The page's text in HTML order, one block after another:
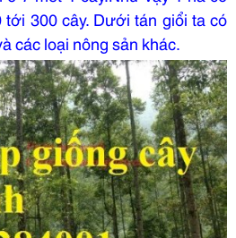
300 cây. Dưới tán giổi ta có
các loại nông sản khác.